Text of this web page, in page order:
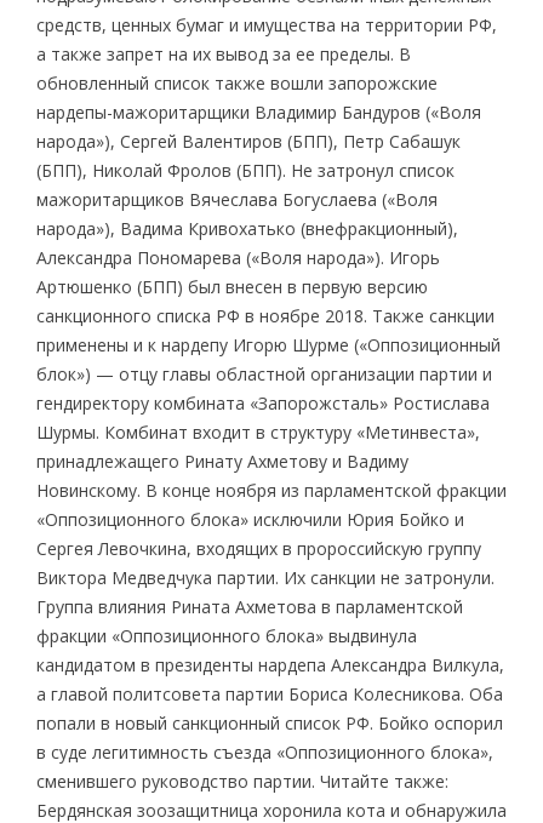
средств, ценных бумаг и имущества на территории РФ,
а также запрет на их вывод за ее пределы. В
обновленный список также вошли запорожские
нардепы-мажоритарщики Владимир Бандуров («Воля
народа»), Сергей Валентиров (БПП), Петр Сабашук
(БПП), Николай Фролов (БПП). Не затронул список
мажоритарщиков Вячеслава Богуслаева («Воля
народа»), Вадима Кривохатько (внефракционный),
Александра Пономарева («Воля народа»). Игорь
Артюшенко (БПП) был внесен в первую версию
санкционного списка РФ в ноябре 2018. Также санкции
применены и к нардепу Игорю Шурме («Оппозиционный
блок») — отцу главы областной организации партии и
гендиректору комбината «Запорожсталь» Ростислава
Шурмы. Комбинат входит в структуру «Метинвеста»,
принадлежащего Ринату Ахметову и Вадиму
Новинскому. В конце ноября из парламентской фракции
«Оппозиционного блока» исключили Юрия Бойко и
Сергея Левочкина, входящих в пророссийскую группу
Виктора Медведчука партии. Их санкции не затронули.
Группа влияния Рината Ахметова в парламентской
фракции «Оппозиционного блока» выдвинула
кандидатом в президенты нардепа Александра Вилкула,
а главой политсовета партии Бориса Колесникова. Оба
попали в новый санкционный список РФ. Бойко оспорил
в суде легитимность съезда «Оппозиционного блока»,
сменившего руководство партии. Читайте также:
Бердянская зоозащитница хоронила кота и обнаружила